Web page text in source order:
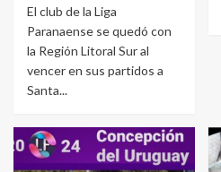
El club de la Liga
Paranaense se quedó con
la Región Litoral Sur al
vencer en sus partidos a
Santa...